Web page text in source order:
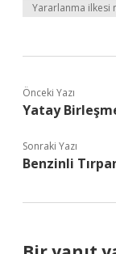
Yararlanma ilkesi
Önceki Yazı
Yatay
Sonraki Yazı
Benzinli